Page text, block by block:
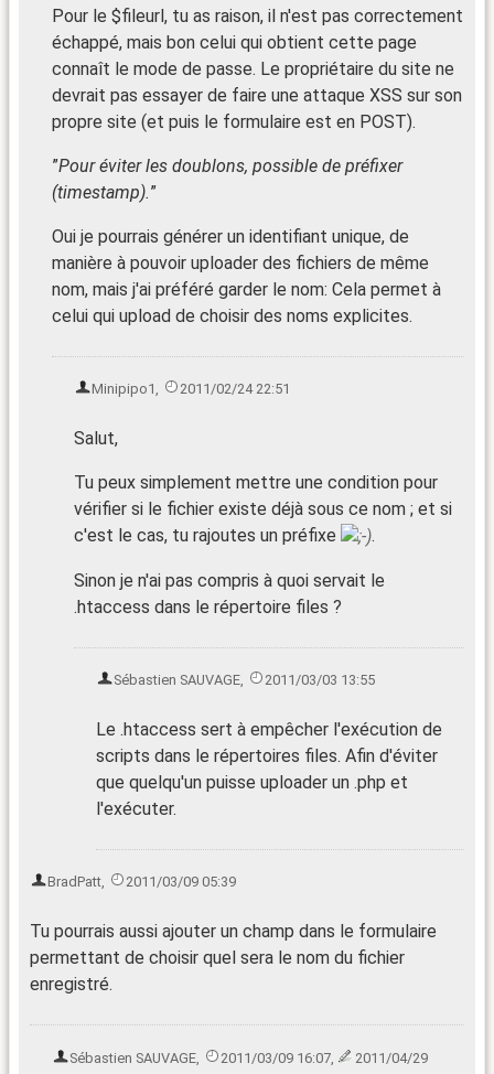
Pour le $fileurl, tu as raison, il n'est pas correctement
échappé, mais bon celui qui obtient cette page
connaît le mode de passe. Le propriétaire du site ne
devrait pas essayer de faire une attaque XSS sur son
propre site (et puis le formulaire est en POST).
”Pour éviter les doublons, possible de préfixer
(timestamp).”
Oui je pourrais générer un identifiant unique, de
manière à pouvoir uploader des fichiers de même
nom, mais j'ai préféré garder le nom: Cela permet à
celui qui upload de choisir des noms explicites.
Minipipo1, 2011/02/24 22:51
Salut,
Tu peux simplement mettre une condition pour
vérifier si le fichier existe déjà sous ce nom ; et si
c'est le cas, tu rajoutes un préfixe
.
Sinon je n'ai pas compris à quoi servait le
.htaccess dans le répertoire files ?
Sébastien SAUVAGE, 2011/03/03 13:55
Le .htaccess sert à empêcher l'exécution de
scripts dans le répertoires files. Afin d'éviter
que quelqu'un puisse uploader un .php et
l'exécuter.
BradPatt, 2011/03/09 05:39
Tu pourrais aussi ajouter un champ dans le formulaire
permettant de choisir quel sera le nom du fichier
enregistré.
Sébastien SAUVAGE 2011/03/09 16:07
2011/04/29